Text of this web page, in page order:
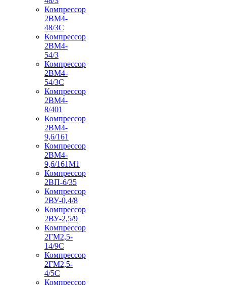
Компрессор
2ВМ4-
48/3С
Компрессор
2ВМ4-
54/3
Компрессор
2ВМ4-
54/3С
Компрессор
2ВМ4-
8/401
Компрессор
2ВМ4-
9,6/161
Компрессор
2ВМ4-
9,6/161М1
Компрессор
2ВП-6/35
Компрессор
2ВУ-0,4/8
Компрессор
2ВУ-2,5/9
Компрессор
2ГМ2,5-
14/9С
Компрессор
2ГМ2,5-
4/5С
Компрессор